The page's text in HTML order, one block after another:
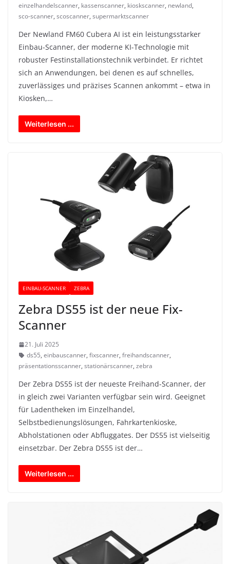
einzelhandelscanner, kassenscanner, kioskscanner, newland,
sco-scanner, scoscanner, supermarktscanner
Der Newland FM60 Cubera AI ist ein leistungsstarker
Einbau-Scanner, der moderne KI-Technologie mit
robuster Festinstallationstechnik verbindet. Er richtet
sich an Anwendungen, bei denen es auf schnelles,
zuverlässiges und präzises Scannen ankommt – etwa in
Kiosken,…
Weiterlesen ...
EINBAU-SCANNER ZEBRA
Zebra DS55 ist der neue Fix-
Scanner
21. Juli 2025
ds55, einbauscanner, fixscanner, freihandscanner,
präsentationsscanner, stationärscanner, zebra
Der Zebra DS55 ist der neueste Freihand-Scanner, der
in gleich zwei Varianten verfügbar sein wird. Geeignet
für Ladentheken im Einzelhandel,
Selbstbedienungslösungen, Fahrkartenkioske,
Abholstationen oder Abfluggates. Der DS55 ist vielseitig
einsetzbar. Der Zebra DS55 ist der…
Weiterlesen ...